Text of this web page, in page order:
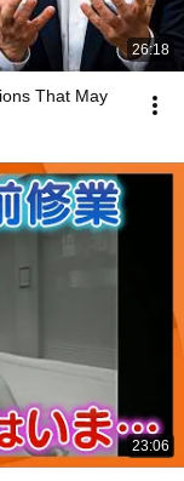
26:18
That May
23:06